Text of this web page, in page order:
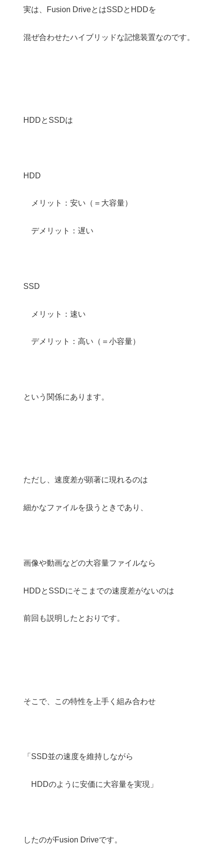
実は、Fusion DriveとはSSDとHDDを
混ぜ合わせたハイブリッドな記憶装置なのです。
HDDとSSDは
HDD
メリット：安い（＝大容量）
デメリット：遅い
SSD
メリット：速い
デメリット：高い（＝小容量）
という関係にあります。
ただし、速度差が顕著に現れるのは
細かなファイルを扱うときであり、
画像や動画などの大容量ファイルなら
HDDとSSDにそこまでの速度差がないのは
前回も説明したとおりです。
そこで、この特性を上手く組み合わせ
「SSD並の速度を維持しながら
HDDのように安価に大容量を実現」
したのがFusion Driveです。